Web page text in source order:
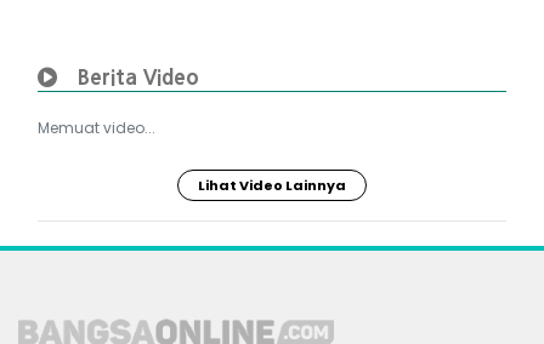
Berita Video
Memuat video...
Lihat Video Lainnya